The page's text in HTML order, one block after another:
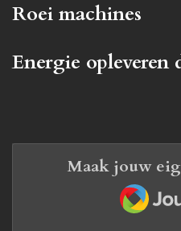
Roei machines
Energie opleveren
Maak jouw
JouwWeb